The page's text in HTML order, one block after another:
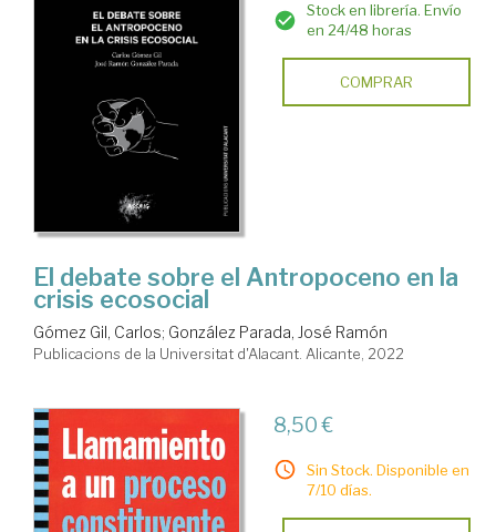
Stock en librería. Envío
en 24/48 horas
COMPRAR
El debate sobre el Antropoceno en la
crisis ecosocial
Gómez Gil, Carlos; González Parada, José Ramón
Publicacions de la Universitat d'Alacant. Alicante, 2022
8,50 €
Sin Stock. Disponible en
7/10 días.